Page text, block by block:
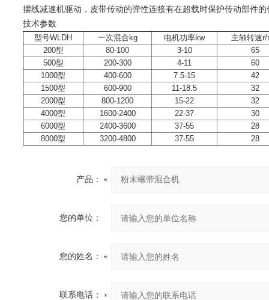
摆线减速机驱动，皮带传动的弹性连接有在超载时保护传动部件的
技术参数
型号WLDH
一次混合kg 电机功率kw
主轴转速r/
200型
80-100 3-10
65
500型
200-300 4-11
60
1000型
400-600 7.5-15
42
1500型
600-900 11-18.5
32
2000型
800-1200 15-22
32
4000型
1600-2400 22-37
30
6000型
2400-3600 37-55
28
8000型
3200-4800 37-55 28
产品：
您的单位：
您的姓名：
联系电话：